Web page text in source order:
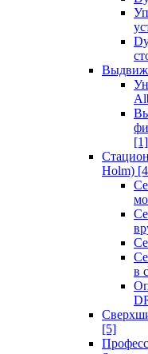
[1]
Holm)
в
[5]